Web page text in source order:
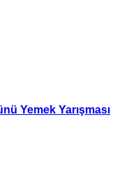
Yemek Yarışması